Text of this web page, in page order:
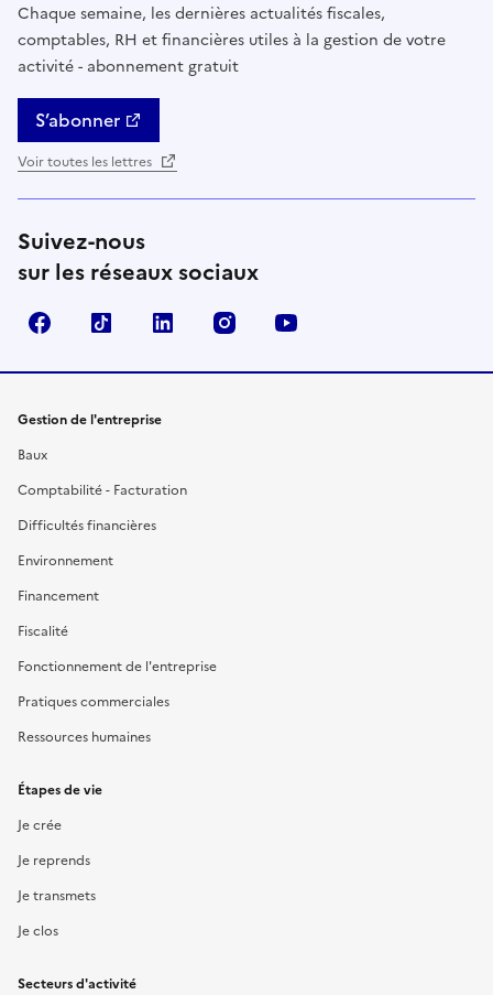
Chaque semaine, les dernières actualités fiscales,
comptables, RH et financières utiles à la gestion de votre
activité - abonnement gratuit
S’abonner
Voir toutes les lettres
Suivez-nous
sur les réseaux sociaux
FacebookTikTok Linkedin Instagram
Gestion de l'entreprise
Baux
Comptabilité - Facturation
Difficultés financières
Environnement
Financement
Fiscalité
Fonctionnement de l'entreprise
Pratiques commerciales
Ressources humaines
Étapes de vie
Je crée
Je reprends
Je transmets
Je clos
Secteurs d'activité